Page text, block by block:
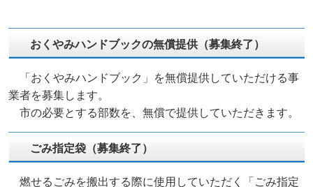
おくやみハンドブックの無償提供（募集終了）
「おくやみハンドブック」を無償提供していただける事
業者を募集します。
市の必要とする部数を、無償で提供していただきます。
ごみ指定袋（募集終了）
燃せるごみを搬出する際に使用していただく「ごみ指定